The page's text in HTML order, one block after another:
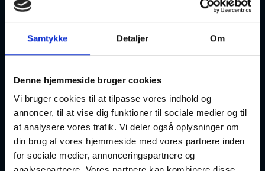
Samtykke Detaljer Om
Denne hjemmeside bruger cookies
Vi bruger cookies til at tilpasse vores indhold og
annoncer, til at vise dig funktioner til sociale medier og til
at analysere vores trafik. Vi deler også oplysninger om
din brug af vores hjemmeside med vores partnere inden
for sociale medier, annonceringspartnere og
Italiensk – niveau B2+ – samtalehold
03-10-2026
Kongens Lyngby Optager løbende